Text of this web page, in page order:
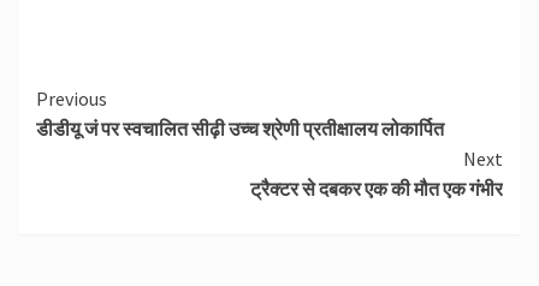
Continue
Reading
Previous
डीडीयू जं पर स्वचालित सीढ़ी उच्च श्रेणी प्रतीक्षालय लोकार्पित
Next
ट्रैक्टर से दबकर एक की मौत एक गंभीर